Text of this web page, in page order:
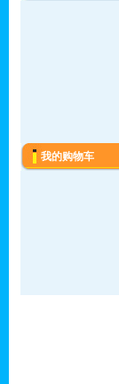
我的购物车